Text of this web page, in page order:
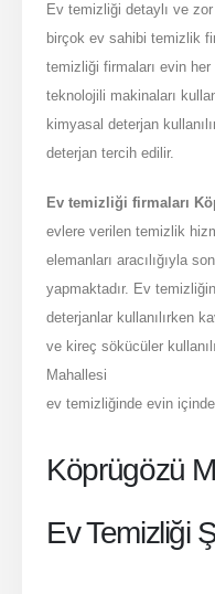
Ev temizliği detaylı ve
birçok ev sahibi temizlik
temizliği firmaları evin
teknolojili makinaları
kimyasal deterjan
deterjan tercih edilir.
Ev temizliği firmaları
evlere verilen temizlik
elemanları aracılığıyla
yapmaktadır. Ev
deterjanlar kullanılırken
ve kireç sökücüler
Mahallesi
ev temizliğinde evin
Köprügözü
Ev Temizliği